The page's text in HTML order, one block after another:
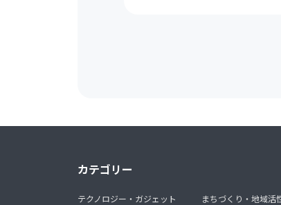
カテゴリー
テクノロジー・ガジェット
まちづくり・地域活